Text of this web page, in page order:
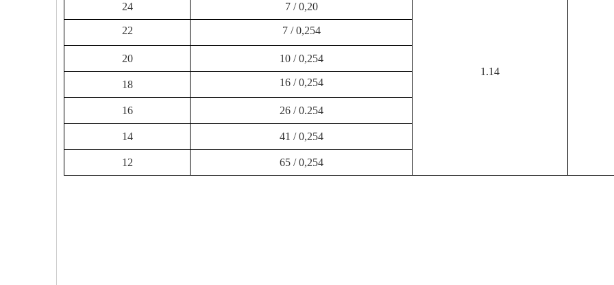
1.14
24 7 / 0,20
22 7 / 0,254
20 10 / 0,254
18 16 / 0,254
16 26 / 0.254
14 41 / 0,254
12 65 / 0,254